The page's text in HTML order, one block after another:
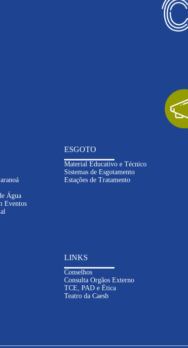
Água
Eventos
ESGOTO
Material Educativo e Técnico
Sistemas de Esgotamento
Estações de Tratamento
LINKS
Conselhos
Consulta Orgãos Externo
TCE, PAD e Ética
Teatro da Caesb